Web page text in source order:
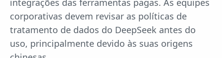
integrações das ferramentas pagas. As equipes
corporativas devem revisar as políticas de
tratamento de dados do DeepSeek antes do
uso, principalmente devido às suas origens